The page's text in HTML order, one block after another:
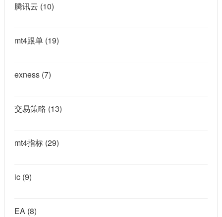
腾讯云 (10)
mt4跟单 (19)
exness (7)
交易策略 (13)
mt4指标 (29)
ic (9)
EA (8)